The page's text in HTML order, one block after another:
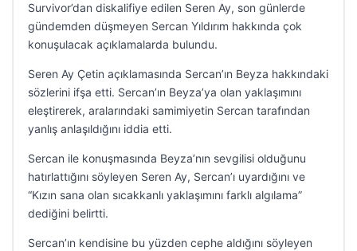
Survivor’dan diskalifiye edilen Seren Ay, son günlerde
gündemden düşmeyen Sercan Yıldırım hakkında çok
konuşulacak açıklamalarda bulundu.
Seren Ay Çetin açıklamasında Sercan’ın Beyza hakkındaki
sözlerini ifşa etti. Sercan’ın Beyza’ya olan yaklaşımını
eleştirerek, aralarındaki samimiyetin Sercan tarafından
yanlış anlaşıldığını iddia etti.
Sercan ile konuşmasında Beyza’nın sevgilisi olduğunu
hatırlattığını söyleyen Seren Ay, Sercan’ı uyardığını ve
“Kızın sana olan sıcakkanlı yaklaşımını farklı algılama”
dediğini belirtti.
Sercan’ın kendisine bu yüzden cephe aldığını söyleyen